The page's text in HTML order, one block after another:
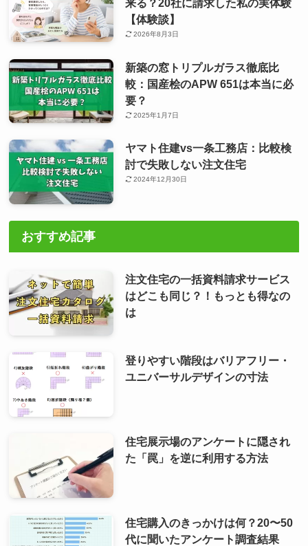
来る？20社に請求した私の実体験
【体験談】
2026年8月3日
新築の窓トリプルガラス徹底比
較：国産桧のAPW 651は本当に必
要？
2025年1月7日
ヤマト住建vs一条工務店：比較検
討で失敗しない注文住宅
2024年12月30日
おすすめ記事
注文住宅の一括資料請求サービス
はどこも同じ？！もっとも得なの
は
登りやすい階段はバリアフリー・
ユニバーサルデザインの寸法
住宅展示場のアンケートに隠され
た「罠」を逆に利用する方法
住宅購入のきっかけは何？20〜50
代に聞いたアンケート調査結果